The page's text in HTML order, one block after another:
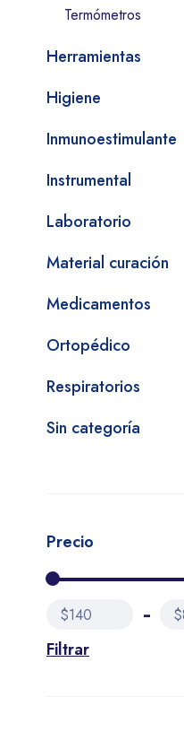
Termómetros
Herramientas
Higiene
Inmunoestimulante
Instrumental
Laboratorio
Material curación
Medicamentos
Ortopédico
Respiratorios
Sin categoría
Precio
Filtrar
$140